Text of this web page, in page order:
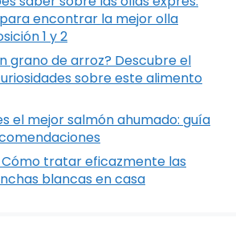
encontrar la mejor olla
1 y 2
grano de arroz? Descubre el
sobre este alimento
el mejor salmón ahumado: guía
tratar eficazmente las
blancas en casa